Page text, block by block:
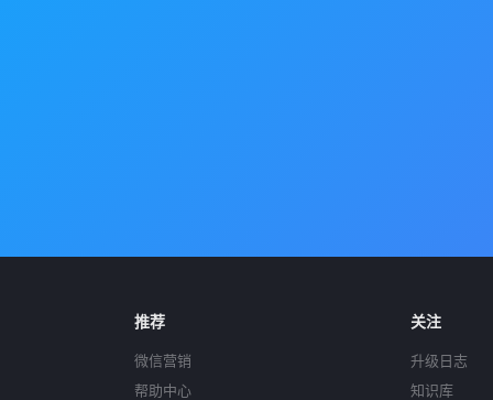
推荐
微信营销
帮助中心
关注
升级日志
知识库